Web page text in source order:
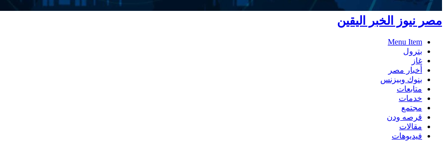
مصر نيوز الخبر اليقين
Menu Item
بترول
غاز
أخبار مصر
بنوك وبيزنس
متابعات
خدمات
مجتمع
قرصه ودن
مقالات
فيديوهات